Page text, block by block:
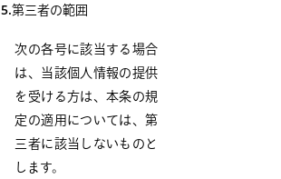
5.第三者の範囲
次の各号に該当する場合
は、当該個人情報の提供
を受ける方は、本条の規
定の適用については、第
三者に該当しないものと
します。